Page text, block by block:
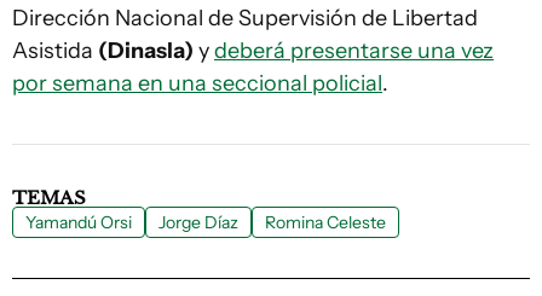
Dirección Nacional de Supervisión de Libertad
Asistida (Dinasla) ydeberá presentarse una vez
por semana en una seccional policial.
TEMAS
Yamandú Orsi Jorge Díaz Romina Celeste